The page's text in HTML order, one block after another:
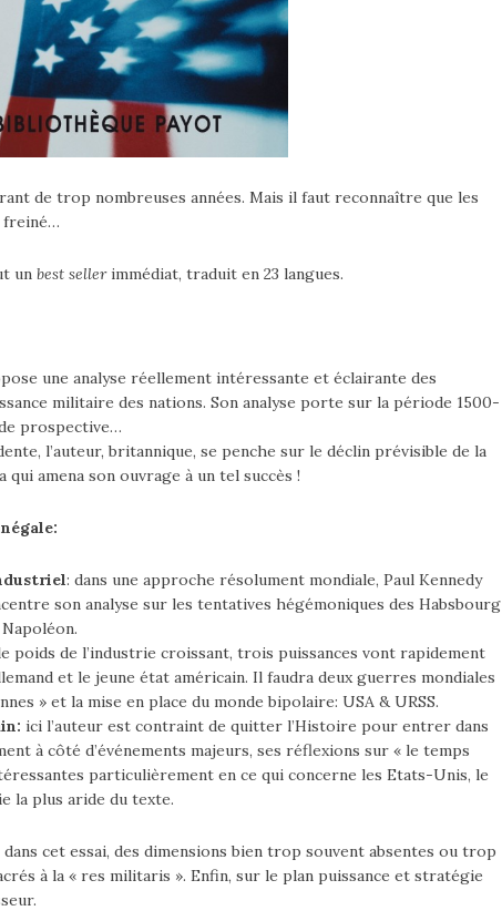
de trop nombreuses années. Mais il faut reconnaître que les
freiné…
un best sellerimmédiat, traduit en 23 langues.
une analyse réellement intéressante et éclairante des
militaire des nations. Son analyse porte sur la période 1500-
prospective…
l’auteur, britannique, se penche sur le déclin prévisible de la
qui amena son ouvrage à un tel succès !
: dans une approche résolument mondiale, Paul Kennedy
son analyse sur les tentatives hégémoniques des Habsbourg
poids de l’industrie croissant, trois puissances vont rapidement
et le jeune état américain. Il faudra deux guerres mondiales
» et la mise en place du monde bipolaire: USA & URSS.
ici l’auteur est contraint de quitter l’Histoire pour entrer dans
à côté d’événements majeurs, ses réflexions sur « le temps
particulièrement en ce qui concerne les Etats-Unis, le
la plus aride du texte.
cet essai, des dimensions bien trop souvent absentes ou trop
à la « res militaris ». Enfin, sur le plan puissance et stratégie